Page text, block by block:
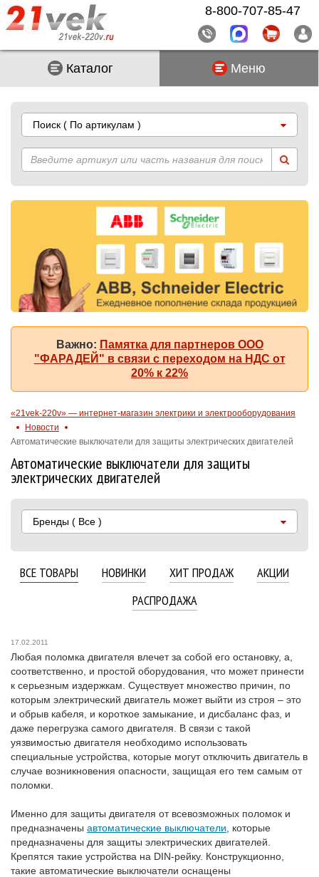
Каталог Меню
Поиск ( По артикулам )
Важно: Памятка для партнеров ООО
"ФАРАДЕЙ" в связи с переходом на НДС от
20% к 22%
«21vek-220v» — интернет-магазин электрики и электрооборудования
Новости
Автоматические выключатели для защиты электрических двигателей
Автоматические выключатели для защиты
электрических двигателей
Бренды ( Все )
ВСЕ ТОВАРЫ НОВИНКИ ХИТ ПРОДАЖ
АКЦИИ
РАСПРОДАЖА
17.02.2011
Любая поломка двигателя влечет за собой его остановку, а,
соответственно, и простой оборудования, что может принести
к серьезным издержкам. Существует множество причин, по
которым электрический двигатель может выйти из строя – это
и обрыв кабеля, и короткое замыкание, и дисбаланс фаз, и
даже перегрузка самого двигателя. В связи с такой
уязвимостью двигателя необходимо использовать
специальные устройства, которые могут отключить двигатель в
случае возникновения опасности, защищая его тем самым от
поломки.
Именно для защиты двигателя от всевозможных поломок и
предназначены автоматические выключатели , которые
предназначены для защиты электрических двигателей.
Крепятся такие устройства на DIN-рейку. Конструкционно,
такие автоматические выключатели оснащены
8-800-707-85-47